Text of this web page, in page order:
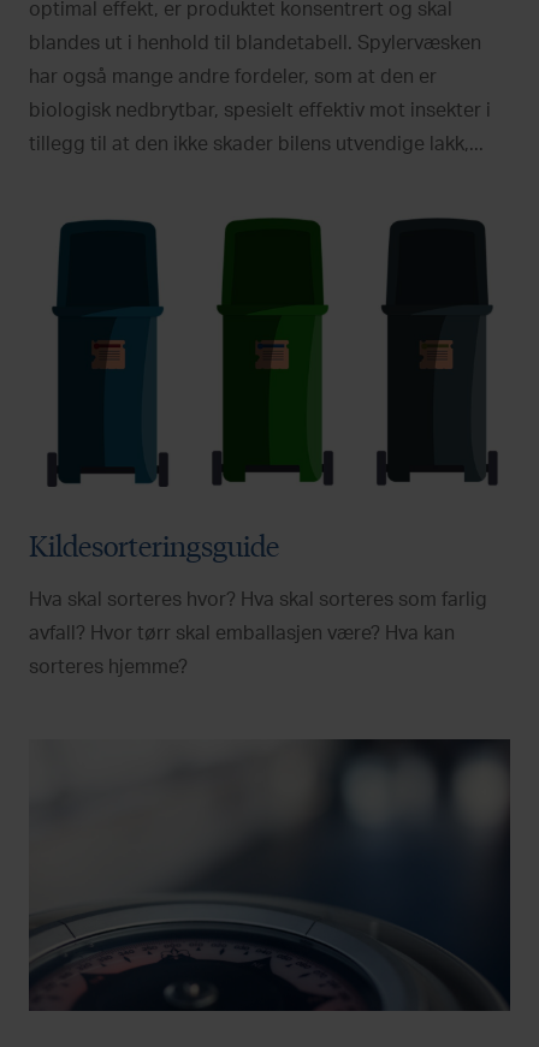
optimal effekt, er produktet konsentrert og skal
blandes ut i henhold til blandetabell. Spylervæsken
har også mange andre fordeler, som at den er
biologisk nedbrytbar, spesielt effektiv mot insekter i
tillegg til at den ikke skader bilens utvendige lakk,...
Kildesorteringsguide
Hva skal sorteres hvor? Hva skal sorteres som farlig
avfall? Hvor tørr skal emballasjen være? Hva kan
sorteres hjemme?